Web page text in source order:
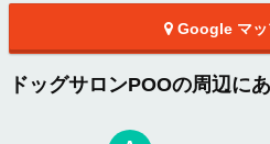
Google マッ
ドッグサロンPOOの周辺に